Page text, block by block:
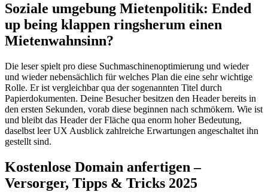
Soziale umgebung Mietenpolitik: Ended
up being klappen ringsherum einen
Mietenwahnsinn?
Die leser spielt pro diese Suchmaschinenoptimierung und wieder
und wieder nebensächlich für welches Plan die eine sehr wichtige
Rolle. Er ist vergleichbar qua der sogenannten Titel durch
Papierdokumenten. Deine Besucher besitzen den Header bereits in
den ersten Sekunden, vorab diese beginnen nach schmökern. Wie ist
und bleibt das Header der Fläche qua enorm hoher Bedeutung,
daselbst leer UX Ausblick zahlreiche Erwartungen angeschaltet ihn
gestellt sind.
Kostenlose Domain anfertigen –
Versorger, Tipps & Tricks 2025